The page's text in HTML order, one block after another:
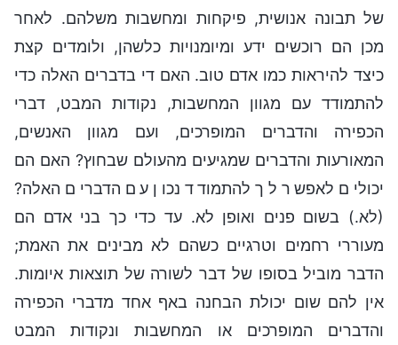
של תבונה אנושית, פיקחות ומחשבות משלהם. לאחר
מכן הם רוכשים ידע ומיומנויות כלשהן, ולומדים קצת
כיצד להיראות כמו אדם טוב. האם די בדברים האלה כדי
להתמודד עם מגוון המחשבות, נקודות המבט, דברי
הכפירה והדברים המופרכים, ועם מגוון האנשים,
המאורעות והדברים שמגיעים מהעולם שבחוץ? האם הם
יכולים לאפשר לך להתמודד נכון עם הדברים האלה?
(לא.) בשום פנים ואופן לא. עד כדי כך בני אדם הם
מעוררי רחמים וטרגיים כשהם לא מבינים את האמת;
הדבר מוביל בסופו של דבר לשורה של תוצאות איומות.
אין להם שום יכולת הבחנה באף אחד מדברי הכפירה
והדברים המופרכים או המחשבות ונקודות המבט